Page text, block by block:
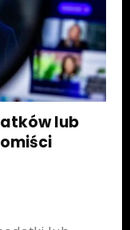
lub